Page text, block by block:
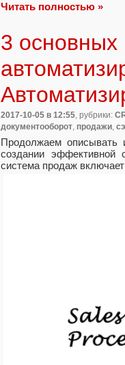
Читать полностью »
3 основных
2017-10-05 в 12:55, рубрики:
документооборот, продажи,
Продолжаем описывать
создании эффективной
система продаж